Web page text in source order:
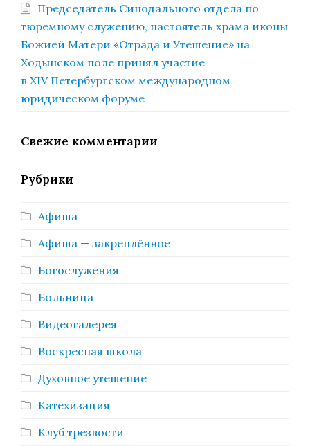
Председатель Синодального отдела по
тюремному служению, настоятель храма иконы
Божией Матери «Отрада и Утешение» на
Ходынском поле принял участие
в XIV Петербургском международном
юридическом форуме
Свежие комментарии
Рубрики
Афиша
Афиша — закреплённое
Богослужения
Больница
Видеогалерея
Воскресная школа
Духовное утешение
Катехизация
Клуб трезвости